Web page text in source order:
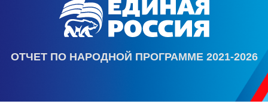
ОТЧЕТ ПО НАРОДНОЙ ПРОГРАММЕ 2021-2026